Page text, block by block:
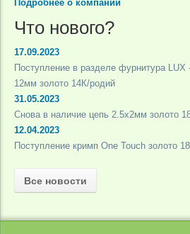
Подробнее о компании
Что нового?
17.09.2023
Поступление в разделе фурнитура LUX
12мм золото 14К/родий
31.05.2023
Снова в наличие цепь 2.5х2мм золото
12.04.2023
Поступление кримп One Touch золото
Все новости